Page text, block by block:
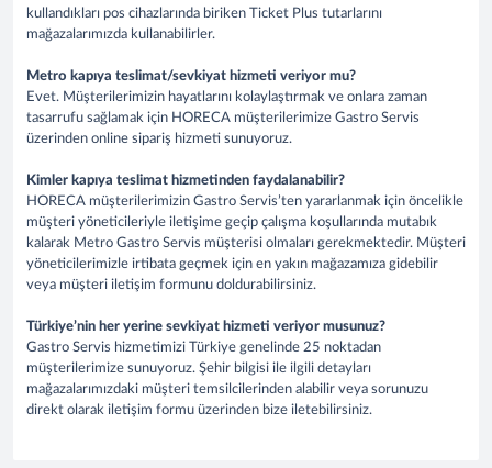
kullandıkları pos cihazlarında biriken Ticket Plus tutarlarını
mağazalarımızda kullanabilirler.
Metro kapıya teslimat/sevkiyat hizmeti veriyor mu?
Evet. Müşterilerimizin hayatlarını kolaylaştırmak ve onlara zaman
tasarrufu sağlamak için HORECA müşterilerimize Gastro Servis
üzerinden online sipariş hizmeti sunuyoruz.
Kimler kapıya teslimat hizmetinden faydalanabilir?
HORECA müşterilerimizin Gastro Servis’ten yararlanmak için öncelikle
müşteri yöneticileriyle iletişime geçip çalışma koşullarında mutabık
kalarak Metro Gastro Servis müşterisi olmaları gerekmektedir. Müşteri
yöneticilerimizle irtibata geçmek için en yakın mağazamıza gidebilir
veya müşteri iletişim formunu doldurabilirsiniz.
Türkiye’nin her yerine sevkiyat hizmeti veriyor musunuz?
Gastro Servis hizmetimizi Türkiye genelinde 25 noktadan
müşterilerimize sunuyoruz. Şehir bilgisi ile ilgili detayları
mağazalarımızdaki müşteri temsilcilerinden alabilir veya sorunuzu
direkt olarak iletişim formu üzerinden bize iletebilirsiniz.